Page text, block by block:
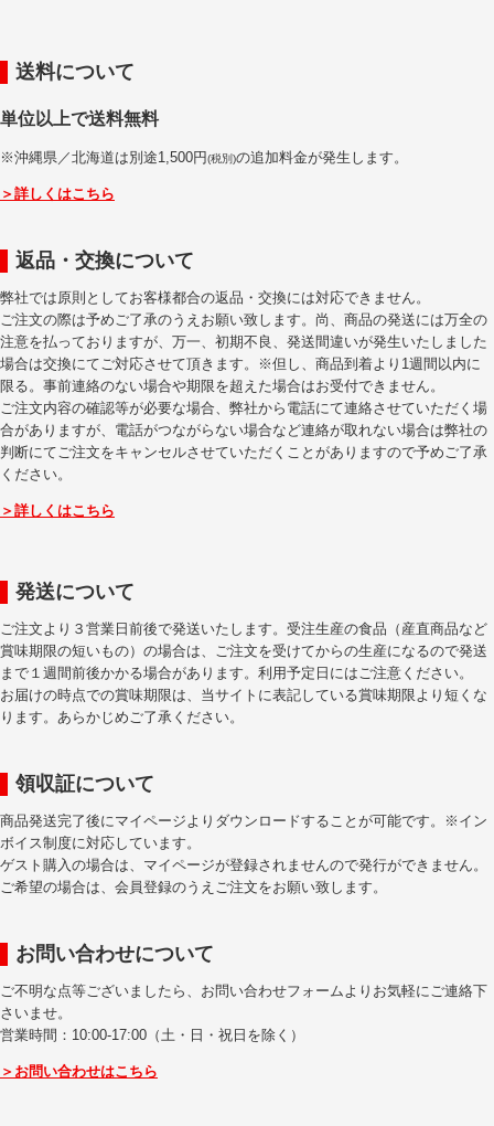
送料について
単位以上で送料無料
※沖縄県／北海道は別途1,500円(税別)の追加料金が発生します。
＞詳しくはこちら
返品・交換について
弊社では原則としてお客様都合の返品・交換には対応できません。
ご注文の際は予めご了承のうえお願い致します。尚、商品の発送には万全の
注意を払っておりますが、万一、初期不良、発送間違いが発生いたしました
場合は交換にてご対応させて頂きます。※但し、商品到着より1週間以内に
限る。事前連絡のない場合や期限を超えた場合はお受付できません。
ご注文内容の確認等が必要な場合、弊社から電話にて連絡させていただく場
合がありますが、電話がつながらない場合など連絡が取れない場合は弊社の
判断にてご注文をキャンセルさせていただくことがありますので予めご了承
ください。
＞詳しくはこちら
発送について
ご注文より３営業日前後で発送いたします。受注生産の食品（産直商品など
賞味期限の短いもの）の場合は、ご注文を受けてからの生産になるので発送
まで１週間前後かかる場合があります。利用予定日にはご注意ください。
お届けの時点での賞味期限は、当サイトに表記している賞味期限より短くな
ります。あらかじめご了承ください。
領収証について
商品発送完了後にマイページよりダウンロードすることが可能です。※イン
ボイス制度に対応しています。
ゲスト購入の場合は、マイページが登録されませんので発行ができません。
ご希望の場合は、会員登録のうえご注文をお願い致します。
お問い合わせについて
ご不明な点等ございましたら、お問い合わせフォームよりお気軽にご連絡下
さいませ。
営業時間：10:00-17:00（土・日・祝日を除く）
＞お問い合わせはこちら